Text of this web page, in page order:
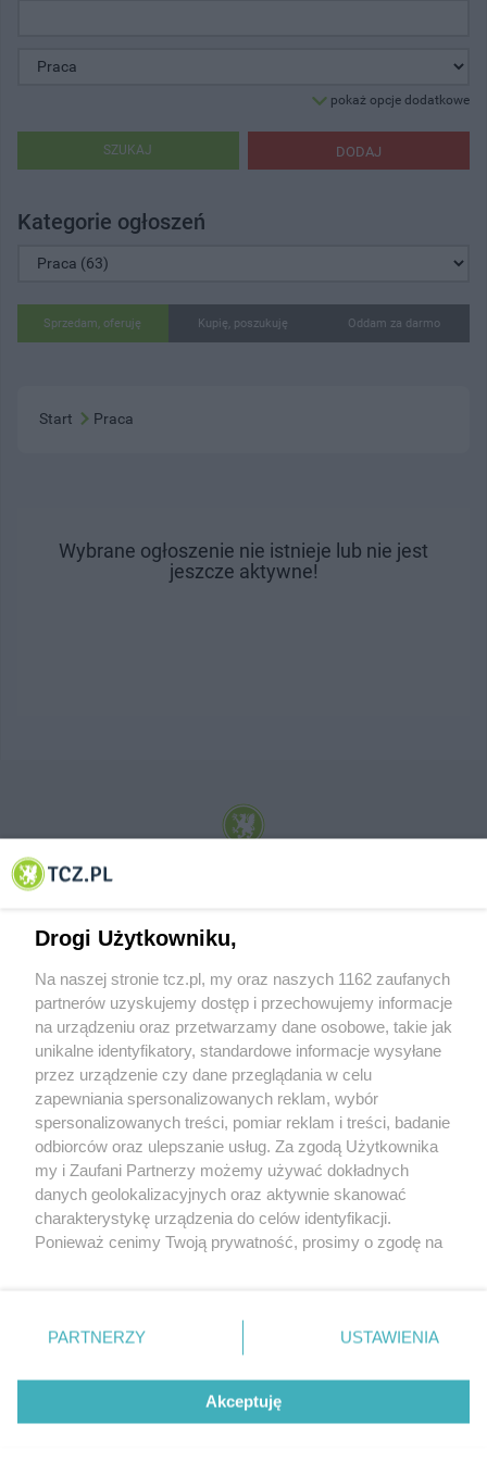
pokaż opcje dodatkowe
DODAJ
SZUKAJ
Kategorie ogłoszeń
Sprzedam, oferuję Kupię, poszukuję Oddam za darmo
Start Praca
Wybrane ogłoszenie nie istnieje lub nie jest
jeszcze aktywne!
© 2001-2026 Tczew - TCZ.PL Sp. z o.o. Internetowy Serwis Informacyjny Miasta
O FIRMIE POLITYKA PRYWATNOŚCI HOSTING
REKLAMA WSPÓŁPRACA RSS FACEBOOK KONTAKT
Nasze serwisy
Aktualności
Tcz24
Historia miasta
Muzyka i kultura
Archiwum wydarzeń
Zdjęcia miasta
Drogi Użytkowniku,
Na naszej stronie tcz.pl, my oraz naszych 1162 zaufanych
partnerów uzyskujemy dostęp i przechowujemy informacje
na urządzeniu oraz przetwarzamy dane osobowe, takie jak
unikalne identyfikatory, standardowe informacje wysyłane
przez urządzenie czy dane przeglądania w celu
zapewniania spersonalizowanych reklam, wybór
spersonalizowanych treści, pomiar reklam i treści, badanie
odbiorców oraz ulepszanie usług. Za zgodą Użytkownika
my i Zaufani Partnerzy możemy używać dokładnych
danych geolokalizacyjnych oraz aktywnie skanować
charakterystykę urządzenia do celów identyfikacji.
Ponieważ cenimy Twoją prywatność, prosimy o zgodę na
znajdujący się w lewym dolnym rogu strony
. Niektóre
przetwarzaniu. Preferencje będą miały zastosowania tylko
PARTNERZY USTAWIENIA
Akceptuję